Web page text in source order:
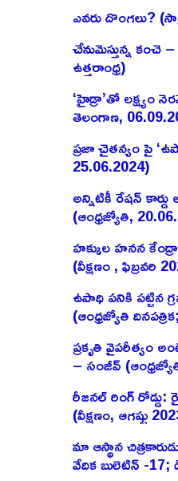
ఎవరు దొంగలు?
చేనుమెస్తున్న కంచె
ఉత్తరాంధ్ర)
‘హైడ్రా’తో లక్ష్యం
తెలంగాణ,
ప్రజా చైతన్యం పై
25.06.2024)
అన్నిటికీ రేషన్
(ఆంధ్రజ్యోతి,
హక్కుల హనన
(వీక్షణం , ఫిబ్రవరి
ఉపాధి పనికి పట్టిన
(ఆంధ్రజ్యోతి
ప్రకృతి వైపరీత్యం
– సంజీవ్
రీజనల్ రింగ్
(వీక్షణం, ఆగష్టు
మా ఆస్థాన
వేదిక బులెటిన్ -17;